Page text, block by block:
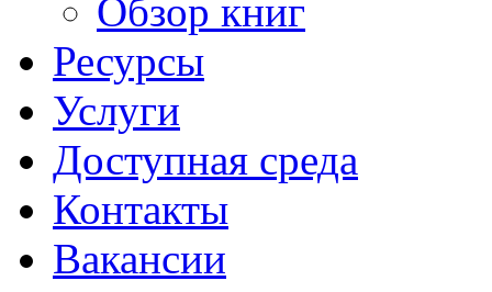
Обзор книг
Ресурсы
Услуги
Доступная среда
Контакты
Вакансии